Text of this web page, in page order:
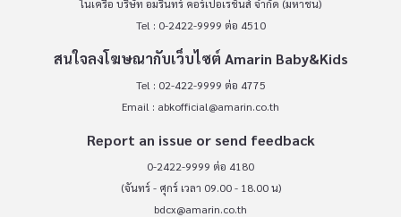
ในเครือ บริษัท อมรินทร์ คอร์เปอเรชั่นส์ จำกัด (มหาชน)
Tel : 0-2422-9999 ต่อ 4510
สนใจลงโฆษณากับเว็บไซต์ Amarin Baby&Kids
Tel : 02-422-9999 ต่อ 4775
Email : abkofficial@amarin.co.th
Report an issue or send feedback
0-2422-9999 ต่อ 4180
(จันทร์ - ศุกร์ เวลา 09.00 - 18.00 น)
bdcx@amarin.co.th